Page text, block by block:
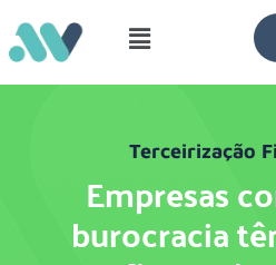
Terceirização
Empresas
burocracia